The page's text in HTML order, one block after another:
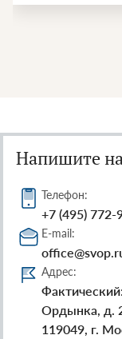
Напишите
Телефон:
+7 (495) 772-
E-mail:
Адрес:
Ордынка, д.
119049, г.